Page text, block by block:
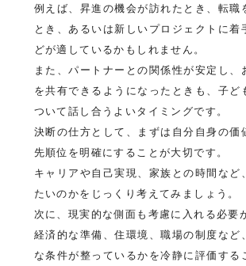
例えば、昇進の機会が訪れたとき、転職
とき、あるいは新しいプロジェクトに着
どが適しているかもしれません。
また、パートナーとの関係性が安定し、
を共有できるようになったときも、子ど
ついて話し合うよいタイミングです。
決断の仕方として、まずは自分自身の価
先順位を明確にすることが大切です。
キャリアや自己実現、家族との時間など
たいのかをじっくり考えてみましょう。
次に、現実的な側面も考慮に入れる必要
経済的な準備、住環境、職場の制度など
な条件が整っているかを冷静に評価する